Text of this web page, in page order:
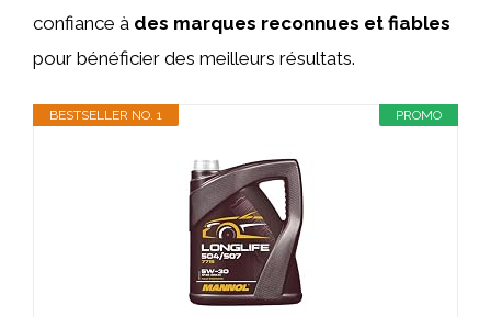
confiance à des marques reconnues et fiables
pour bénéficier des meilleurs résultats.
PROMO
BESTSELLER NO. 1